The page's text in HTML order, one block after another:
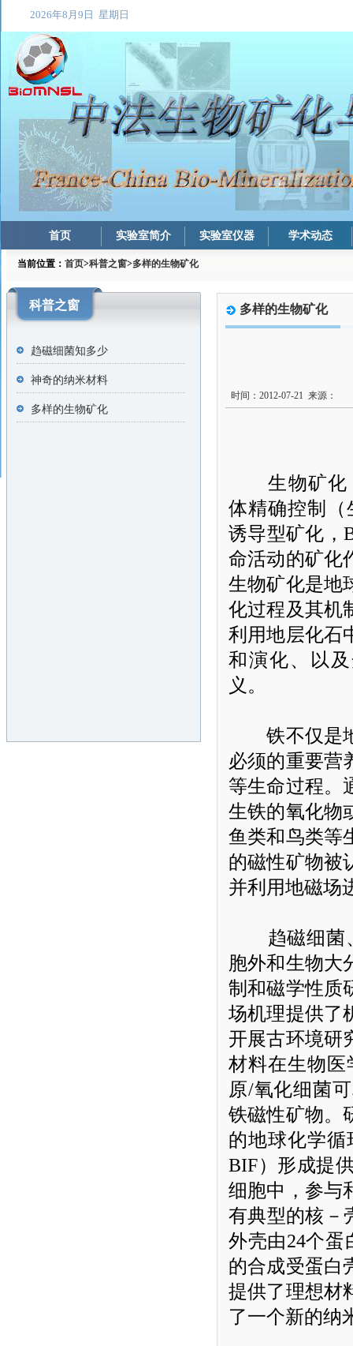
首页 实验室简介 实验室仪器 学术动态
当前位置：首页>科普之窗>多样的生物矿化
科普之窗
趋磁细菌知多少
神奇的纳米材料
多样的生物矿化
多样的生物矿化
时间：2012-07-21 来源：
生物矿化
体精确控制（
诱导型矿化，
命活动的矿化
生物矿化是地
化过程及其机
利用地层化石
和演化、以
义。
铁不仅是
必须的重要营
等生命过程。
生铁的氧化物
鱼类和鸟类等
的磁性矿物被
并利用地磁场
趋磁细菌
胞外和生物大
制和磁学性质
场机理提供了
开展古环境研
材料在生物
原/氧化细菌
铁磁性矿物。
的地球化学
BIF）形成提
细胞中，参与
有典型的核－
外壳由24个蛋
的合成受蛋白
提供了理想材
了一个新的纳